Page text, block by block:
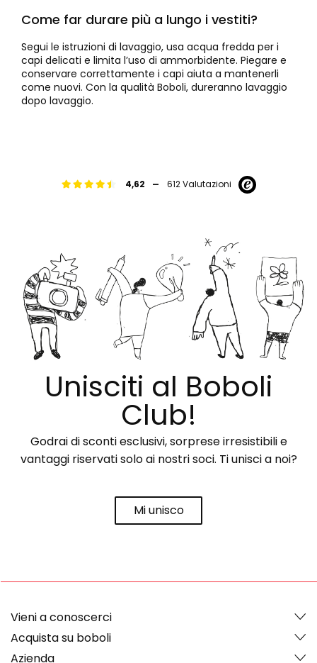
Come far durare più a lungo i vestiti?
Segui le istruzioni di lavaggio, usa acqua fredda per i
capi delicati e limita l’uso di ammorbidente. Piegare e
conservare correttamente i capi aiuta a mantenerli
come nuovi. Con la qualità Boboli, dureranno lavaggio
dopo lavaggio.
4,62 - 612 Valutazioni
Unisciti al Boboli
Club!
Godrai di sconti esclusivi, sorprese irresistibili e
vantaggi riservati solo ai nostri soci. Ti unisci a noi?
Mi unisco
Vieni a conoscerci
Acquista su boboli
Azienda